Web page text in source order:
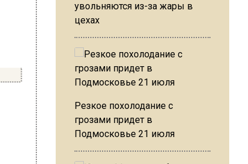
увольняются из-за жары в
цехах
Резкое похолодание с
грозами придет в
Подмосковье 21 июля